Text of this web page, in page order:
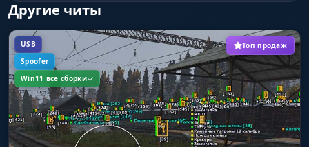
Другие читы
USB
Spoofer
Win11 все сборки
Топ продаж